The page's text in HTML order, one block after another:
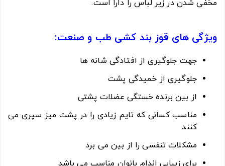
مخفی شدن در زیر لباس را دارا است.
ویژگی های قوز بند کشی طب و صنعت:
جهت جلوگیری از افتادگی شانه ها
جلوگیری از خمیدگی پشت
از بین برنده خستگی عضلات پشتی
مناسب کسانی که تایم زیادی را در پشت میز سپری می
کنند
مشکلات تنفسی را از بین می برد
برای زیبایی اندام بانوان مناسب می باشد